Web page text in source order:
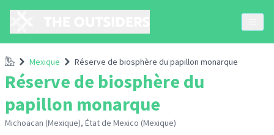
AccueilMexique Réserve de biosphère du papillon monarque
Réserve de biosphère du
papillon monarque
Michoacan (Mexique), État de Mexico (Mexique)